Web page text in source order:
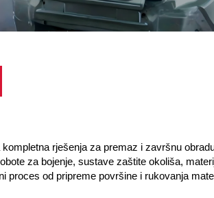
rješenja za premaz i završnu
za bojenje, sustave zaštite okoliša,
proces od pripreme površine i rukovanja